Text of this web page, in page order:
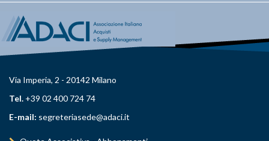
Via Imperia, 2 - 20142 Milano
Tel. +39 02 400 724 74
E-mail: segreteriasede@adaci.it